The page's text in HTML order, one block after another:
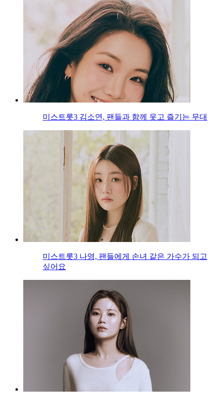
미스트롯3 김소연, 팬들과 함께 웃고 즐기는 무대
미스트롯3 나영, 팬들에게 손녀 같은 가수가 되고
싶어요